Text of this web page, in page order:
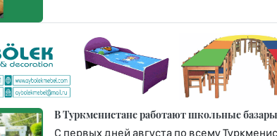
В Туркменистане работают школьные
С первых дней августа по всему